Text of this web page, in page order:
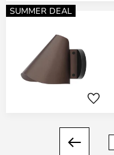
SUMMER DEAL
Anterior